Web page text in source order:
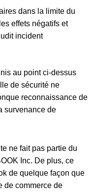
dans la limite du
effets négatifs et
incident
au point ci-dessus
de sécurité ne
reconnaissance de
survenance de
ne fait pas partie du
Inc. De plus, ce
de quelque façon que
de commerce de